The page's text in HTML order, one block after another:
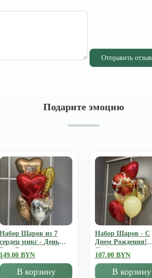
Отправить отзыв
Подарите эмоцию
Набор Шаров из 7
сердец микс - День
Всех Влюбленных
149.00 BYN
В корзину
Набор Шаров - С
Днем Рождения!
Люблю
107.00 BYN
В корзину